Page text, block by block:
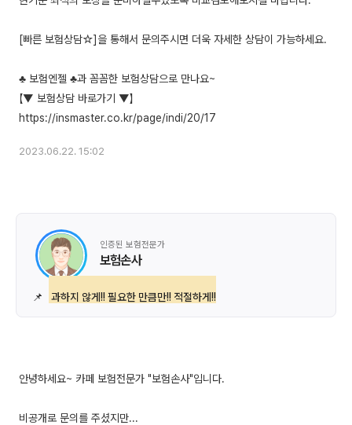
[빠른 보험상담☆]을 통해서 문의주시면 더욱 자세한 상담이 가능하세요.
♣ 보험엔젤 ♣과 꼼꼼한 보험상담으로 만나요~
【▼ 보험상담 바로가기 ▼】
2023.06.22. 15:02
인증된 보험전문가
보험손사
📌 과하지 않게!! 필요한 만큼만!! 적절하게!!
안녕하세요~ 카페 보험전문가 "보험손사"입니다.
비공개로 문의를 주셨지만...